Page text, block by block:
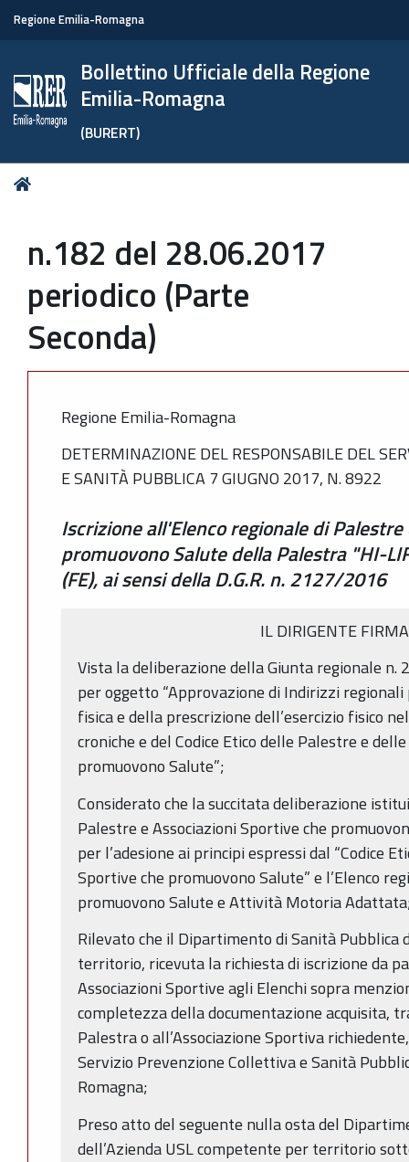
Regione Emilia-Romagna
Bollettino Ufficiale della Regione
Emilia-Romagna
(BURERT)
Tu
n.182 del 28.06.2017
periodico (Parte
Seconda)
Regione Emilia-Romagna
DETERMINAZIONE DEL RESPONSABILE DEL
E SANITÀ PUBBLICA 7 GIUGNO 2017, N. 8922
Iscrizione all'Elenco regionale di
promuovono Salute della Palestra "HI-
(FE), ai sensi della D.G.R. n. 2127/2016
IL DIRIGENTE
Vista la deliberazione della Giunta regionale n.
per oggetto “Approvazione di Indirizzi
fisica e della prescrizione dell’esercizio fisico
croniche e del Codice Etico delle Palestre e
promuovono Salute”;
Considerato che la succitata deliberazione
Palestre e Associazioni Sportive che
per l’adesione ai principi espressi dal “Codice
Sportive che promuovono Salute” e l’Elenco
promuovono Salute e Attività Motoria
Rilevato che il Dipartimento di Sanità Pubblica
territorio, ricevuta la richiesta di iscrizione da
Associazioni Sportive agli Elenchi sopra
completezza della documentazione acquisita,
Palestra o all’Associazione Sportiva
Servizio Prevenzione Collettiva e Sanità
Romagna;
Preso atto del seguente nulla osta del
dell’Azienda USL competente per territorio